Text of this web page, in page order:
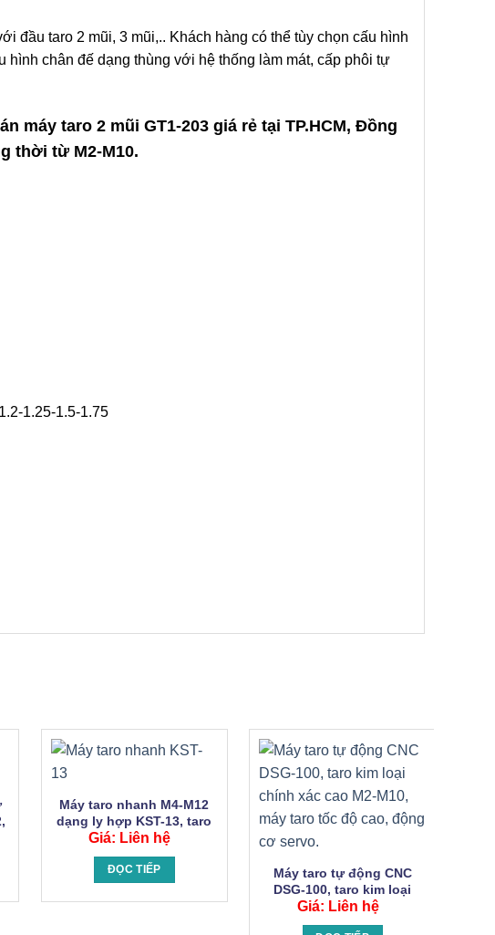
đầu taro 2 mũi, 3 mũi,.. Khách hàng có thể tùy chọn cấu hình
chân đế dạng thùng với hệ thống làm mát, cấp phôi tự
máy taro 2 mũi GT1-203 giá rẻ tại TP.HCM, Đồng
thời từ M2-M10.
1.25-1.5-1.75
Máy taro nhanh M4-M12
dạng ly hợp KST-13, taro
kim loại đa năng trên thép
mỏng.
Giá: Liên hệ
ĐỌC TIẾP
Máy taro tự động CNC
DSG-100, taro kim loại
chính xác cao M2-M10,
máy taro tốc độ cao, động
Giá: Liên hệ